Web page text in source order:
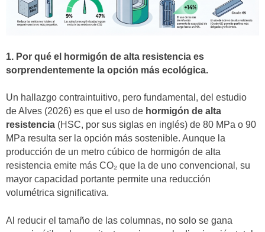
1. Por qué el hormigón de alta resistencia es
sorprendentemente la opción más ecológica.
Un hallazgo contraintuitivo, pero fundamental, del estudio
de Alves (2026) es que el uso de hormigón de alta
resistencia (HSC, por sus siglas en inglés) de 80 MPa o 90
MPa resulta ser la opción más sostenible. Aunque la
producción de un metro cúbico de hormigón de alta
resistencia emite más CO₂ que la de uno convencional, su
mayor capacidad portante permite una reducción
volumétrica significativa.
Al reducir el tamaño de las columnas, no solo se gana